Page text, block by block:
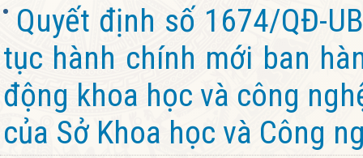
Quyết định số 1674/QĐ-
tục hành chính mới ban
động khoa học và công
của Sở Khoa học và Công